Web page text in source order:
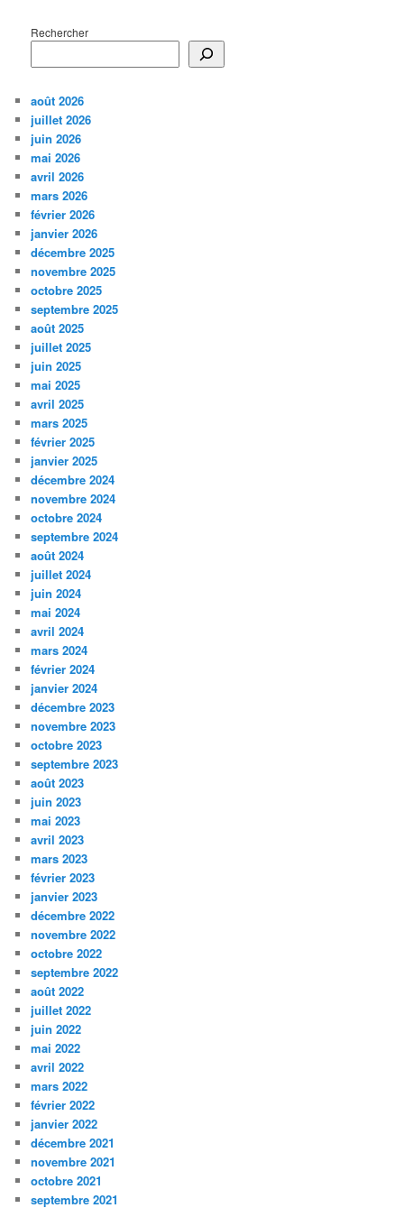
Rechercher
août 2026
juillet 2026
juin 2026
mai 2026
avril 2026
mars 2026
février 2026
janvier 2026
décembre 2025
novembre 2025
octobre 2025
septembre 2025
août 2025
juillet 2025
juin 2025
mai 2025
avril 2025
mars 2025
février 2025
janvier 2025
décembre 2024
novembre 2024
octobre 2024
septembre 2024
août 2024
juillet 2024
juin 2024
mai 2024
avril 2024
mars 2024
février 2024
janvier 2024
décembre 2023
novembre 2023
octobre 2023
septembre 2023
août 2023
juin 2023
mai 2023
avril 2023
mars 2023
février 2023
janvier 2023
décembre 2022
novembre 2022
octobre 2022
septembre 2022
août 2022
juillet 2022
juin 2022
mai 2022
avril 2022
mars 2022
février 2022
janvier 2022
décembre 2021
novembre 2021
octobre 2021
septembre 2021